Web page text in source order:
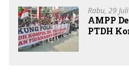
Rabu, 29
AMPP
PTDH